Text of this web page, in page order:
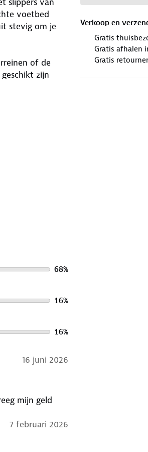
Verkoop en
Gratis
Gratis afhalen
Gratis
voetbed
stevig om je
of de
zijn
68%
16%
16%
16 juni 2026
mijn geld
7 februari 2026